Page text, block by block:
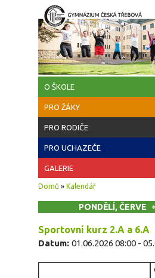
Přejít k hlavnímu obsahu
O ŠKOLE
PRO ŽÁKY
PRO RODIČE
PRO UCHAZEČE
GALERIE
Jste zde
Domů » Kalendář
PONDĚLÍ,
Sportovní kurz 2.A a 6.A
Datum: 01.06.2026 08:00 -